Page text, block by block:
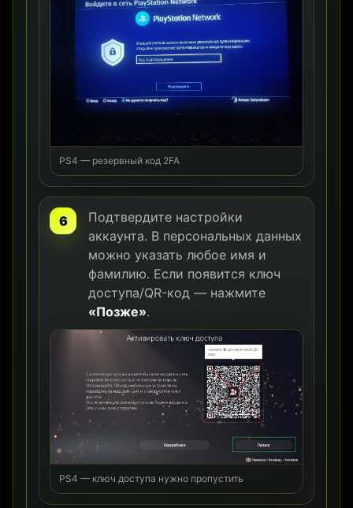
PS4 — резервный код 2FA
Подтвердите настройки
аккаунта. В персональных данных
можно указать любое имя и
фамилию. Если появится ключ
доступа/QR-код — нажмите
«Позже».
PS4 — ключ доступа нужно пропустить